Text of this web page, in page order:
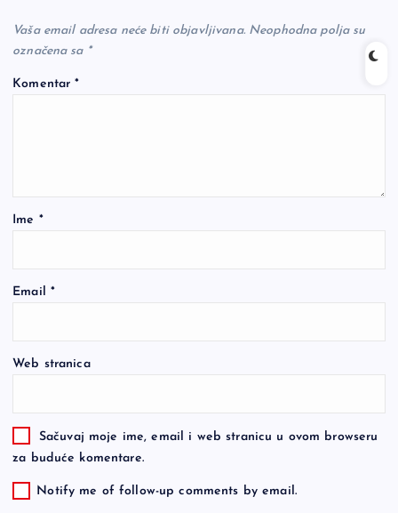
Vaša email adresa neće biti objavljivana. Neophodna polja su
označena sa *
Komentar*
Ime *
Email *
Web stranica
Sačuvaj moje ime, email i web stranicu u ovom browseru
za buduće komentare.
Notify me of follow-up comments by email.